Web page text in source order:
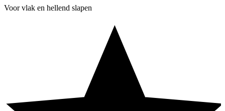
Voor vlak en hellend slapen